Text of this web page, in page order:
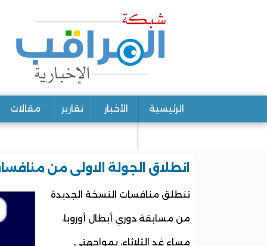
الرئيسية الأخبار تقارير مقالات
انطلاق الجولة الاولى من
تنطلق منافسات النسخة الجديدة
من مسابقة دوري أبطال أوروبا،
مساء غد الثلاثاء، بمواجهتى